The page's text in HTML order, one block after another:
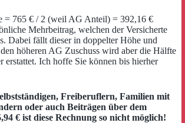
= 765 € / 2 (weil AG Anteil) = 392,16 €
Mehrbeitrag, welchen der Versicherte
Dabei fällt dieser in doppelter Höhe und
höheren AG Zuschuss wird aber die Hälfte
erstattet. Ich hoffe Sie können bis hierher
Freiberuflern, Familien mit
oder auch Beiträgen über dem
€ ist diese Rechnung so nicht möglich!